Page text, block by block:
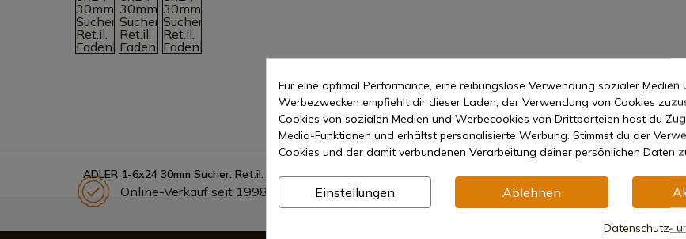
ADLER 1-6x24 30mm Sucher. Ret.il. Fadenkreuz
Online-Verkauf seit 1998 Sichere Zahlungsmethoden
Für eine optimal Performance, eine reibungslose Verwendung sozialer Medien
Werbezwecken empfiehlt dir dieser Laden, der Verwendung von Cookies
Cookies von sozialen Medien und Werbecookies von Drittparteien hast du
Media-Funktionen und erhältst personalisierte Werbung. Stimmst du der
Cookies und der damit verbundenen Verarbeitung deiner persönlichen Daten
Einstellungen Ablehnen
Datenschutz-